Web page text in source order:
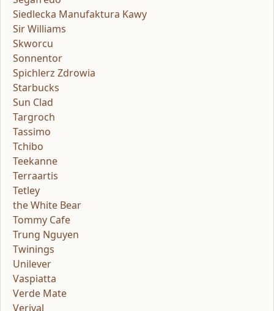
Siedlecka Manufaktura Kawy
Sir Williams
Skworcu
Sonnentor
Spichlerz Zdrowia
Starbucks
Sun Clad
Targroch
Tassimo
Tchibo
Teekanne
Terraartis
Tetley
the White Bear
Tommy Cafe
Trung Nguyen
Twinings
Unilever
Vaspiatta
Verde Mate
Verival